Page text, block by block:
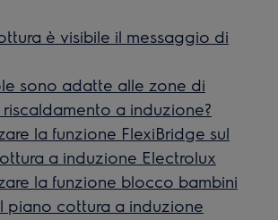
è visibile il messaggio di
sono adatte alle zone di
a induzione?
la funzione FlexiBridge sul
a induzione Electrolux
la funzione blocco bambini
piano cottura a induzione